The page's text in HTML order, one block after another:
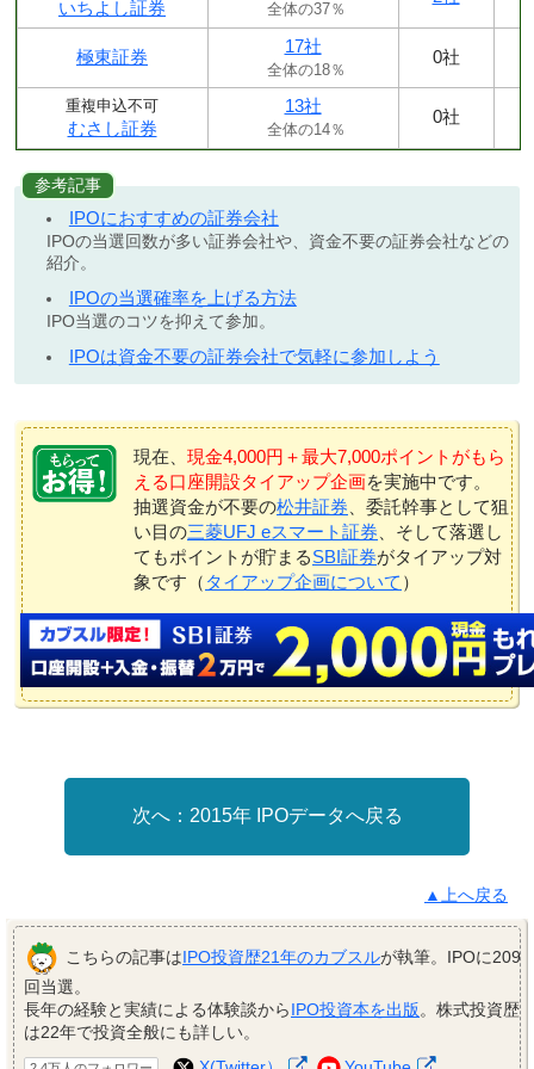
いちよし証券 全体の37％
極東証券
17社
全体の18％
0社
重複申込不可
むさし証券
13社
全体の14％
0社
参考記事
IPOにおすすめの証券会社
IPOの当選回数が多い証券会社や、資金不要の証券会社などの
紹介。
IPOの当選確率を上げる方法
IPO当選のコツを抑えて参加。
IPOは資金不要の証券会社で気軽に参加しよう
現在、 現金4,000円＋最大7,000ポイントがもら
える口座開設タイアップ企画を実施中です。
抽選資金が不要の松井証券 、委託幹事として狙
い目の三菱UFJ eスマート証券 、そして落選し
てもポイントが貯まるSBI証券がタイアップ対
象です（ タイアップ企画について ）
2015年 IPOデータへ戻る
▲上へ戻る
こちらの記事はIPO投資歴21年のカブスルが執筆。IPOに209
回当選。
長年の経験と実績による体験談からIPO投資本を出版。株式投資歴
は22年で投資全般にも詳しい。